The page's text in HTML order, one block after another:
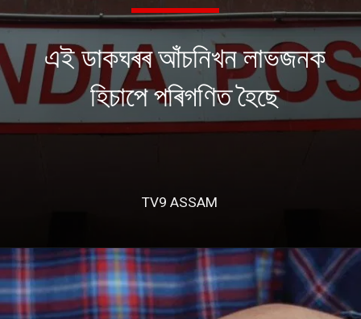
এই ডাকঘৰৰ আঁচনিখন লাভজনক
হিচাপে পৰিগণিত হৈছে
TV9 ASSAM